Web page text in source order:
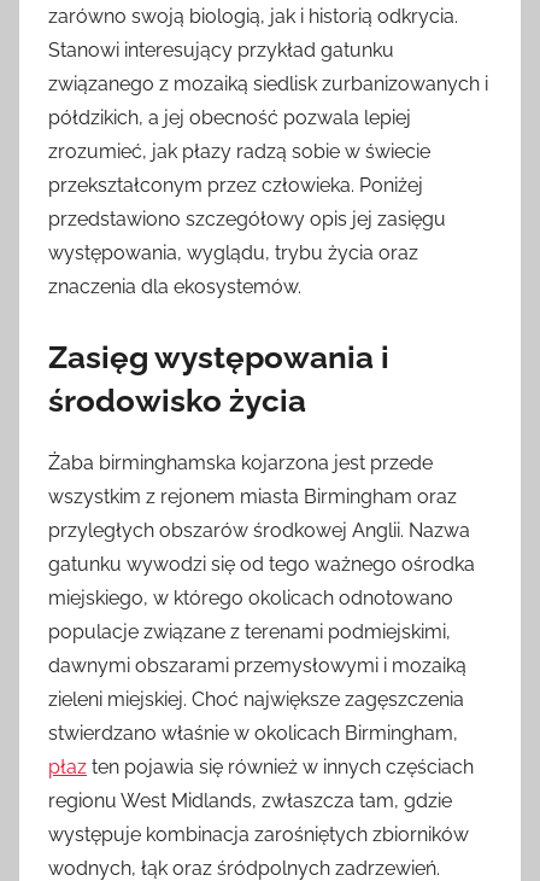
z
zarówno swoją biologią, jak i historią odkrycia.
Stanowi interesujący przykład gatunku
związanego z mozaiką siedlisk zurbanizowanych i
półdzikich, a jej obecność pozwala lepiej
zrozumieć, jak płazy radzą sobie w świecie
przekształconym przez człowieka. Poniżej
przedstawiono szczegółowy opis jej zasięgu
występowania, wyglądu, trybu życia oraz
znaczenia dla ekosystemów.
Zasięg występowania i
środowisko życia
Żaba birminghamska kojarzona jest przede
wszystkim z rejonem miasta Birmingham oraz
przyległych obszarów środkowej Anglii. Nazwa
gatunku wywodzi się od tego ważnego ośrodka
miejskiego, w którego okolicach odnotowano
populacje związane z terenami podmiejskimi,
dawnymi obszarami przemysłowymi i mozaiką
zieleni miejskiej. Choć największe zagęszczenia
stwierdzano właśnie w okolicach Birmingham,
płaz ten pojawia się również w innych częściach
regionu West Midlands, zwłaszcza tam, gdzie
występuje kombinacja zarośniętych zbiorników
wodnych, łąk oraz śródpolnych zadrzewień.